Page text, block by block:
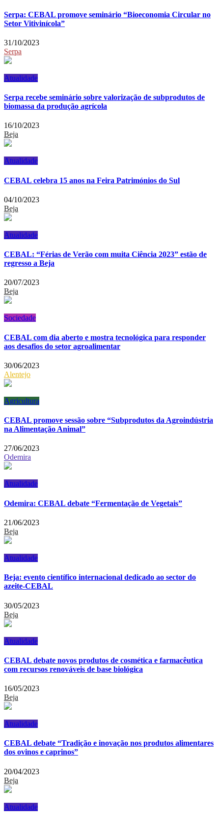
Serpa: CEBAL promove seminário “Bioeconomia Circular no
Setor Vitivinícola”
31/10/2023
Serpa
Atualidade
Serpa recebe seminário sobre valorização de subprodutos de
biomassa da produção agrícola
16/10/2023
Beja
Atualidade
CEBAL celebra 15 anos na Feira Patrimónios do Sul
04/10/2023
Beja
Atualidade
CEBAL: “Férias de Verão com muita Ciência 2023” estão de
regresso a Beja
20/07/2023
Beja
Sociedade
CEBAL com dia aberto e mostra tecnológica para responder
aos desafios do setor agroalimentar
30/06/2023
Alentejo
Agricultura
CEBAL promove sessão sobre “Subprodutos da Agroindústria
na Alimentação Animal”
27/06/2023
Odemira
Atualidade
Odemira: CEBAL debate “Fermentação de Vegetais”
21/06/2023
Beja
Atualidade
Beja: evento científico internacional dedicado ao sector do
azeite-CEBAL
30/05/2023
Beja
Atualidade
CEBAL debate novos produtos de cosmética e farmacêutica
com recursos renováveis de base biológica
16/05/2023
Beja
Atualidade
CEBAL debate “Tradição e inovação nos produtos alimentares
dos ovinos e caprinos”
20/04/2023
Beja
Atualidade